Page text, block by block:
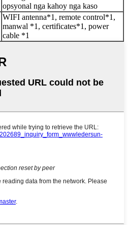
opsyonal nga kahoy nga kaso
WIFI antenna*1, remote control*1,
manwal *1, certificates*1, power
cable *1